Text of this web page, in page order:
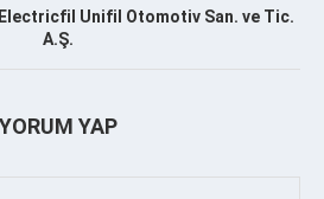
Unifil Otomotiv San. ve Tic.
A.Ş.
YORUM YAP